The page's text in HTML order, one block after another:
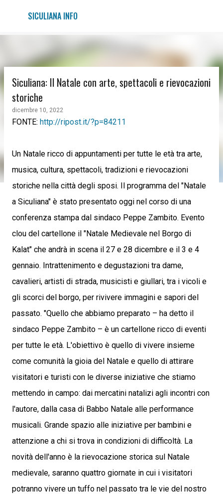
Passa ai contenuti principali
SICULIANA INFO
Siculiana: Il Natale con arte, spettacoli e rievocazioni
storiche
dicembre 10, 2022
FONTE: http://ripost.it/?p=84211
Un Natale ricco di appuntamenti per tutte le età tra arte,
musica, cultura, spettacoli, tradizioni e rievocazioni
storiche nella città degli sposi. Il programma del "Natale
a Siculiana" è stato presentato oggi nel corso di una
conferenza stampa dal sindaco Peppe Zambito. Evento
clou del cartellone il "Natale Medievale nel Borgo di
Kalat" che andrà in scena il 27 e 28 dicembre e il 3 e 4
gennaio. Intrattenimento e degustazioni tra dame,
cavalieri, artisti di strada, musicisti e giullari, tra i vicoli e
gli scorci del borgo, per rivivere immagini e sapori del
passato. "Quello che abbiamo preparato – ha detto il
sindaco Peppe Zambito – è un cartellone ricco di eventi
per tutte le età. L'obiettivo è quello di vivere insieme
come comunità la gioia del Natale e quello di attirare
visitatori e turisti con le diverse iniziative che stiamo
mettendo in campo: dai mercatini natalizi agli incontri con
l'autore, dalla casa di Babbo Natale alle performance
musicali. Grande spazio alle iniziative per bambini e
attenzione a chi si trova in condizioni di difficoltà. La
novità dell'anno è la rievocazione storica sul Natale
medievale, saranno quattro giornate in cui i visitatori
potranno vivere un tuffo nel passato tra le vie del nostro